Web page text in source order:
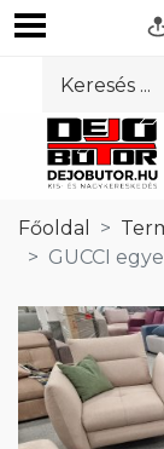
Főoldal
GUCCI